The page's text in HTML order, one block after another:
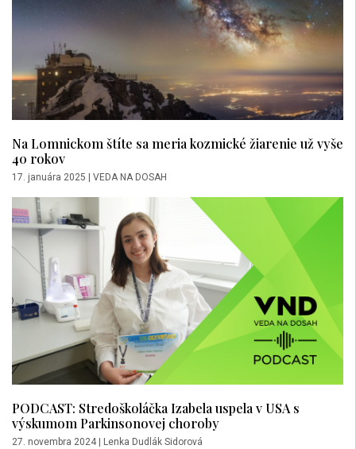
Na Lomnickom štíte sa meria kozmické žiarenie už vyše
40 rokov
17. januára 2025 VEDA NA DOSAH
PODCAST: Stredoškoláčka Izabela uspela v USA s
výskumom Parkinsonovej choroby
27. novembra 2024 Lenka Dudlák Sidorová